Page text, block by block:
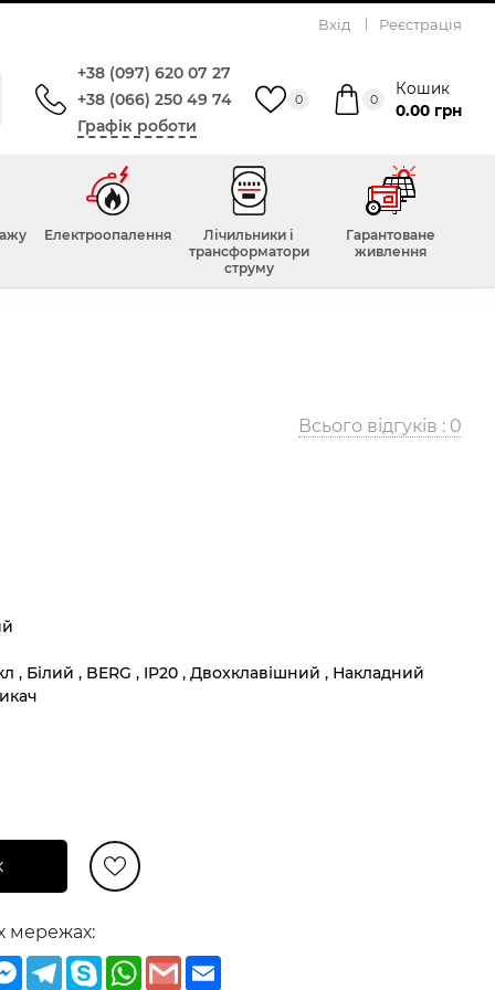
Вхід Реєстрація
+38 (097) 620 07 27
+38 (066) 250 49 74
Графік роботи
0 0
Кошик
0.00 грн
Електроопалення
Лічильники і
трансформатори
струму
Гарантоване
живлення
Всього відгуків : 0
, Білий , BERG , IP20 , Двохклавішний , Накладний
мережах:
Messenger
Telegram
SkypeWhatsApp
Gmail